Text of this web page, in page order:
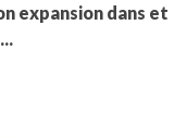
expansion dans et